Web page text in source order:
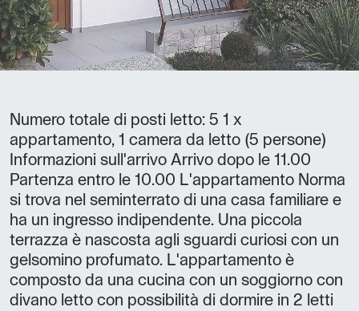
Numero totale di posti letto: 5 1 x
appartamento, 1 camera da letto (5 persone)
Informazioni sull'arrivo Arrivo dopo le 11.00
Partenza entro le 10.00 L'appartamento Norma
si trova nel seminterrato di una casa familiare e
ha un ingresso indipendente. Una piccola
terrazza è nascosta agli sguardi curiosi con un
gelsomino profumato. L'appartamento è
composto da una cucina con un soggiorno con
divano letto con possibilità di dormire in 2 letti